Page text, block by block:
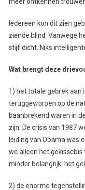
Iedereen kon dit zien
ziende blind. Vanwege
stijf dicht. Niks
Wat brengt deze
1) het totale gebrek aan
teruggeworpen op de
baanbrekend waren in
zijn. De crisis van 1987
leiding van Obama was
we alleen het gekissebis
minder belangrijk: het
2) de enorme